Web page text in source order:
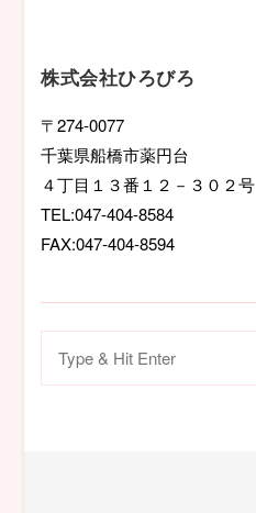
シ
ョ
ン
株式会社ひろびろ
〒274-0077
千葉県船橋市薬円台
４丁目１３番１２－３０２号
TEL:047-404-8584
FAX:047-404-8594